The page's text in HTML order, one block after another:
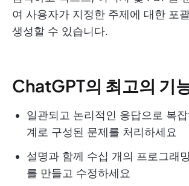
여 사용자가 지정한 주제에 대한 포
생성할 수 있습니다. ​
ChatGPT의 최고의 기
일관되고 논리적인 응답으로 복
계로 구성된 문제를 처리하세요
설명과 함께 수십 개의 프로그래
를 만들고 수정하세요